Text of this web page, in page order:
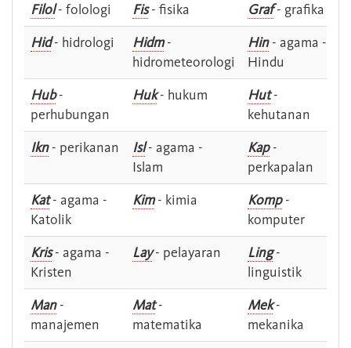
Filol- folologi Fis- fisika Graf- grafika
Hid- hidrologi Hidm-
hidrometeorologi
Hin- agama -
Hindu
Hub-
perhubungan
Huk- hukum Hut-
kehutanan
Ikn- perikanan Isl- agama -
Islam
Kap-
perkapalan
Kat- agama -
Katolik
Kim- kimia Komp-
komputer
Kris- agama -
Kristen
Lay- pelayaran Ling-
linguistik
Man-
manajemen
Mat-
matematika
Mek-
mekanika